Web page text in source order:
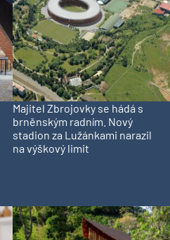
Majitel Zbrojovky se hádá s
brněnským radním. Nový
stadion za Lužánkami narazil
na výškový limit